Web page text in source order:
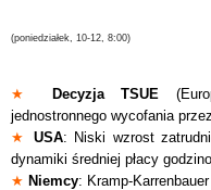
(poniedziałek, 10-12, 8:00)
★Decyzja TSUE
jednostronnego wycofania
★
USA: Niski wzrost
dynamiki średniej płacy
★ Niemcy: Kramp-